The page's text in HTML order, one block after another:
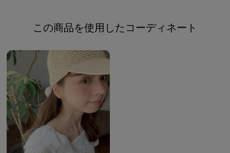
この商品を使用したコーディネート